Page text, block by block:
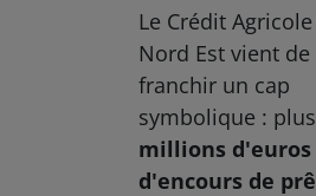
Le Crédit
Nord Est vient de
franchir un cap
symbolique :
millions d'euros
d'encours de